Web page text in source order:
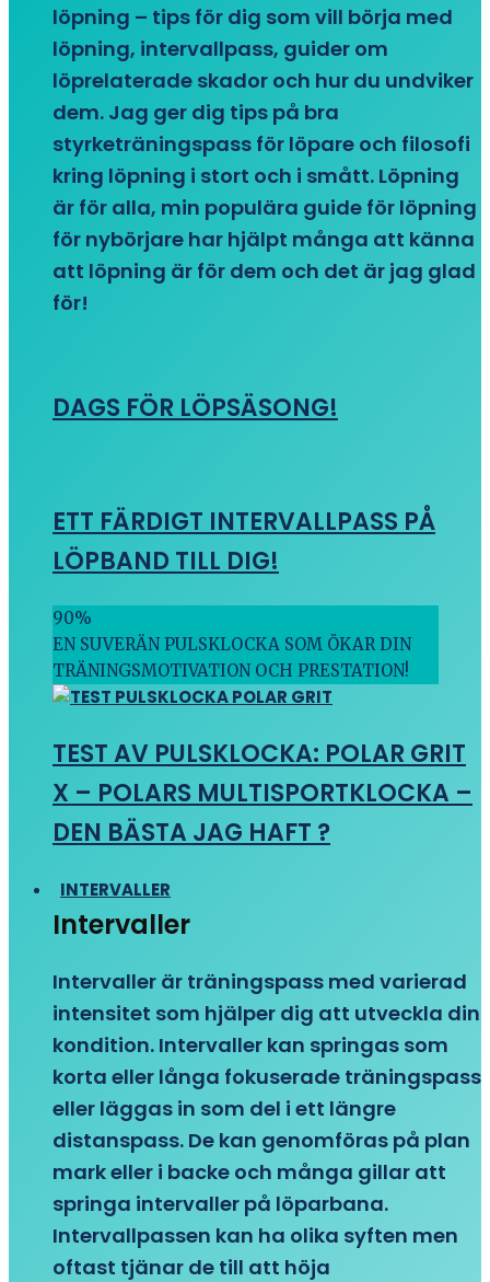
löpning – tips för dig som vill börja med
löpning, intervallpass, guider om
löprelaterade skador och hur du undviker
dem. Jag ger dig tips på bra
styrketräningspass för löpare och filosofi
kring löpning i stort och i smått. Löpning
är för alla, min populära guide för löpning
för nybörjare har hjälpt många att känna
att löpning är för dem och det är jag glad
för!
DAGS FÖR LÖPSÄSONG!
ETT FÄRDIGT INTERVALLPASS PÅ
LÖPBAND TILL DIG!
90%
EN SUVERÄN PULSKLOCKA SOM ÖKAR DIN
TRÄNINGSMOTIVATION OCH PRESTATION!
TEST AV PULSKLOCKA: POLAR GRIT
X – POLARS MULTISPORTKLOCKA –
DEN BÄSTA JAG HAFT ?
INTERVALLER
Intervaller
Intervaller är träningspass med varierad
intensitet som hjälper dig att utveckla din
kondition. Intervaller kan springas som
korta eller långa fokuserade träningspass
eller läggas in som del i ett längre
distanspass. De kan genomföras på plan
mark eller i backe och många gillar att
springa intervaller på löparbana.
Intervallpassen kan ha olika syften men
oftast tjänar de till att höja